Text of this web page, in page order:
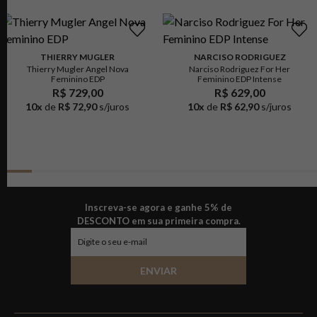
THIERRY MUGLER
Thierry Mugler Angel Nova
Feminino EDP
R$ 729,00
10x de R$ 72,90 s/juros
NARCISO RODRIGUEZ
Narciso Rodriguez For Her
Feminino EDP Intense
R$ 629,00
10x de R$ 62,90 s/juros
Inscreva-se agora e ganhe 5% de
DESCONTO em sua primeira compra.
ENVIAR